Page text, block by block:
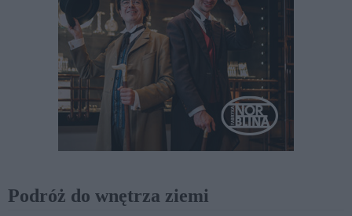
Podróż do wnętrza ziemi